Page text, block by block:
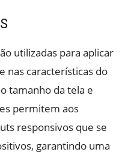
utilizadas para aplicar
nas características do
tamanho da tela e
permitem aos
responsivos que se
garantindo uma